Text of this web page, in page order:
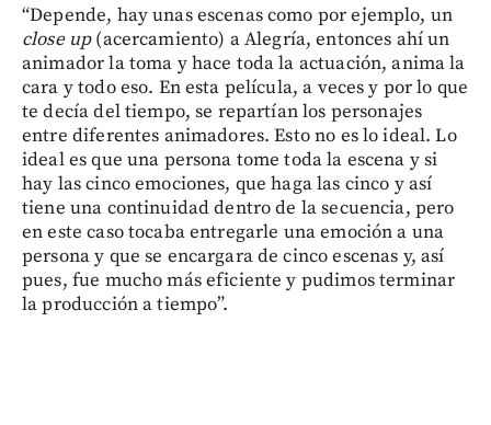
“Depende, hay unas escenas como por ejemplo, un
close up(acercamiento) a Alegría, entonces ahí un
animador la toma y hace toda la actuación, anima la
cara y todo eso. En esta película, a veces y por lo que
te decía del tiempo, se repartían los personajes
entre diferentes animadores. Esto no es lo ideal. Lo
ideal es que una persona tome toda la escena y si
hay las cinco emociones, que haga las cinco y así
tiene una continuidad dentro de la secuencia, pero
en este caso tocaba entregarle una emoción a una
persona y que se encargara de cinco escenas y, así
pues, fue mucho más eficiente y pudimos terminar
la producción a tiempo”.